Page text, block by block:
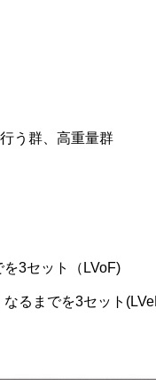
う群、高重量群
3セット（LVoF)
るまでを3セット